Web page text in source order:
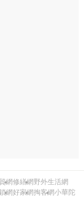
網修繕網野外生活網
網好家網掏客網小華陀